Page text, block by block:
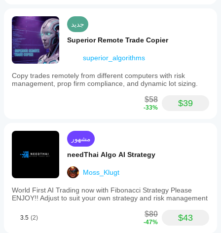
جديد
Superior Remote Trade Copier
superior_algorithms
Copy trades remotely from different computers with risk
management, prop firm compliance, and dynamic lot sizing.
$58
-33% $39
مشهور
needThai Algo AI Strategy
Moss_Klugt
World First AI Trading now with Fibonacci Strategy Please
ENJOY!! Adjust to suit your own strategy and risk management
3.5 (2) $80
-47% $43